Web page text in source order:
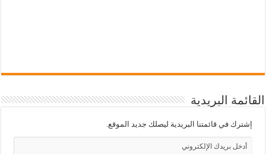
القائمة البريدية
إشترك في قائمتنا البريدية ليصلك جديد الموقع.